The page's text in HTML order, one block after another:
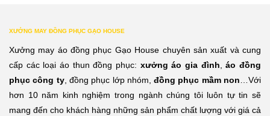
210,000đ
XƯỞNG MAY ĐỒNG PHỤC GẠO HOUSE
Xưởng may áo đồng phục Gạo House chuyên sản xuất và cung
cấp các loại áo thun đồng phục: xưởng áo gia đình,áo đồng
phục công ty, đồng phục lớp nhóm,đồng phục mầm non…Với
hơn 10 năm kinh nghiệm trong ngành chúng tôi luôn tự tin sẽ
mang đến cho khách hàng những sản phẩm chất lượng với giá cả